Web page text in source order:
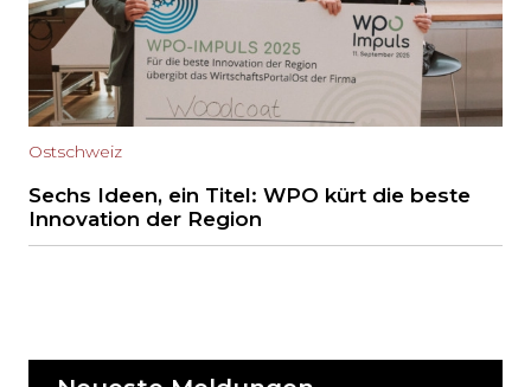
Ostschweiz
Sechs Ideen, ein Titel: WPO kürt die beste
Innovation der Region